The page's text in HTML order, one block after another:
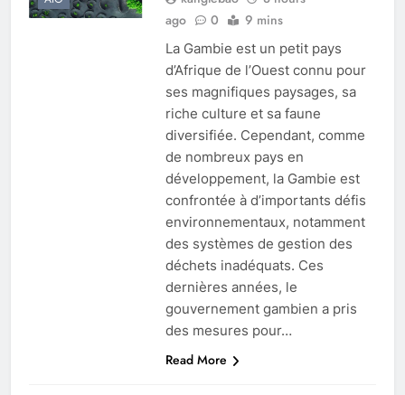
ago
0 9 mins
La Gambie est un petit pays
d’Afrique de l’Ouest connu pour
ses magnifiques paysages, sa
riche culture et sa faune
diversifiée. Cependant, comme
de nombreux pays en
développement, la Gambie est
confrontée à d’importants défis
environnementaux, notamment
des systèmes de gestion des
déchets inadéquats. Ces
dernières années, le
gouvernement gambien a pris
des mesures pour…
Read More
de l’incinérateur espagnol sur la
l’environnement
AIO
Le projet d’incinérateur
slovaque peut-il résoudre le
problème des déchets du pays ?
AIO
Des déchets aux trésors : le
pouvoir de l’incinérateur de
Sainte-Lucie
AIO
Incinérateur du Qatar :